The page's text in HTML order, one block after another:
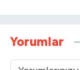
Yorumlar